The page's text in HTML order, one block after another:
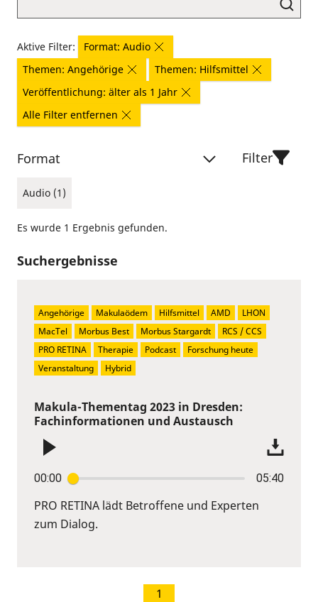
Aktive Filter:
Format: Audio
Themen: Angehörige
Themen: Hilfsmittel
Veröffentlichung: älter als 1 Jahr
Alle Filter entfernen
Format
Audio (1)
Filter
Es wurde 1 Ergebnis gefunden.
Suchergebnisse
Makula-Thementag 2023 in Dresden:
Fachinformationen und Austausch
00:00 05:40
PRO RETINA lädt Betroffene und Experten
zum Dialog.
Angehörige Makulaödem Hilfsmittel AMD
LHON
MacTel
Morbus Best Morbus Stargardt
RCS / CCS
PRO RETINA
Therapie Podcast
Forschung heute
Veranstaltung
Hybrid
1